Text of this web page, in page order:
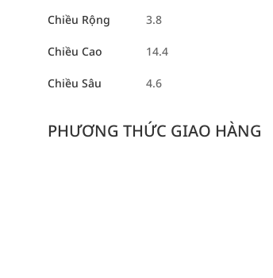
Chiều Rộng 3.8
Chiều Cao 14.4
Chiều Sâu 4.6
PHƯƠNG THỨC GIAO HÀNG